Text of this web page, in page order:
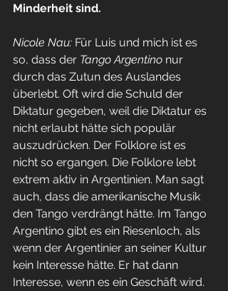
Minderheit sind.
Nicole Nau: Für Luis und mich ist es
so, dass der Tango Argentino nur
durch das Zutun des Auslandes
überlebt. Oft wird die Schuld der
Diktatur gegeben, weil die Diktatur es
nicht erlaubt hätte sich populär
auszudrücken. Der Folklore ist es
nicht so ergangen. Die Folklore lebt
extrem aktiv in Argentinien. Man sagt
auch, dass die amerikanische Musik
den Tango verdrängt hätte. Im Tango
Argentino gibt es ein Riesenloch, als
wenn der Argentinier an seiner Kultur
kein Interesse hätte. Er hat dann
Interesse, wenn es ein Geschäft wird.